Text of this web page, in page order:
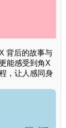
背后的故事与
能感受到角X
，让人感同身